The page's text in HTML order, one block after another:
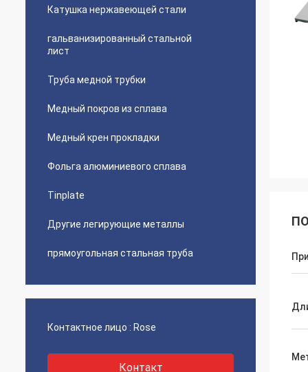
Катушка нержавеющей стали
гальванизированный стальной
лист
Труба медной трубки
Медный покров из сплава
Медный крен прокладки
Фольга алюминиевого сплава
Tinplate
Другие легирующие металлы
прямоугольная стальная труба
Контактное лицо : Rose
Контакт